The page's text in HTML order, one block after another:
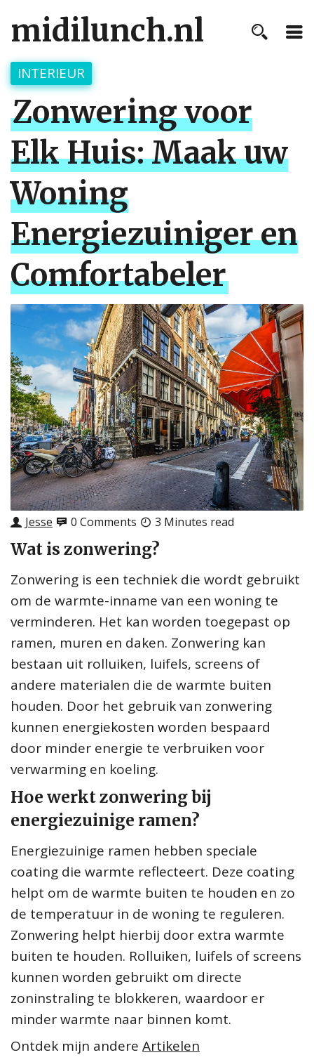
midilunch.nl
INTERIEUR
Zonwering voor
Elk Huis: Maak uw
Woning
Energiezuiniger en
Comfortabeler
Jesse 0 Comments 3 Minutes read
Wat is zonwering?
Zonwering is een techniek die wordt gebruikt
om de warmte-inname van een woning te
verminderen. Het kan worden toegepast op
ramen, muren en daken. Zonwering kan
bestaan uit rolluiken, luifels, screens of
andere materialen die de warmte buiten
houden. Door het gebruik van zonwering
kunnen energiekosten worden bespaard
door minder energie te verbruiken voor
verwarming en koeling.
Hoe werkt zonwering bij
energiezuinige ramen?
Energiezuinige ramen hebben speciale
coating die warmte reflecteert. Deze coating
helpt om de warmte buiten te houden en zo
de temperatuur in de woning te reguleren.
Zonwering helpt hierbij door extra warmte
buiten te houden. Rolluiken, luifels of screens
kunnen worden gebruikt om directe
zoninstraling te blokkeren, waardoor er
minder warmte naar binnen komt.
Ontdek mijn andere Artikelen